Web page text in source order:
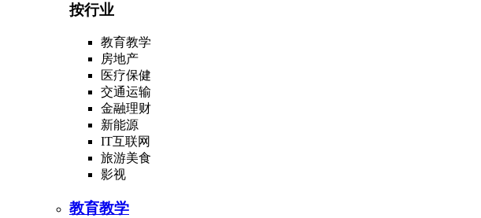
按行业
教育教学
房地产
医疗保健
交通运输
金融理财
新能源
IT互联网
旅游美食
影视
教育教学